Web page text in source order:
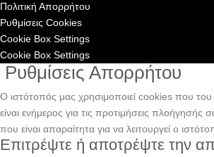
Πολιτική Απορρήτου
Ρυθμίσεις Cookies
Cookie Box Settings
Cookie Box Settings
Ρυθμίσεις Απορρήτου
Ο ιστότοπός μας χρησιμοποιεί cookies που του
είναι ενήμερος για τις προτιμήσεις
που είναι απαραίτητα για να λειτουργεί ο
Επιτρέψτε ή αποτρέψτε την